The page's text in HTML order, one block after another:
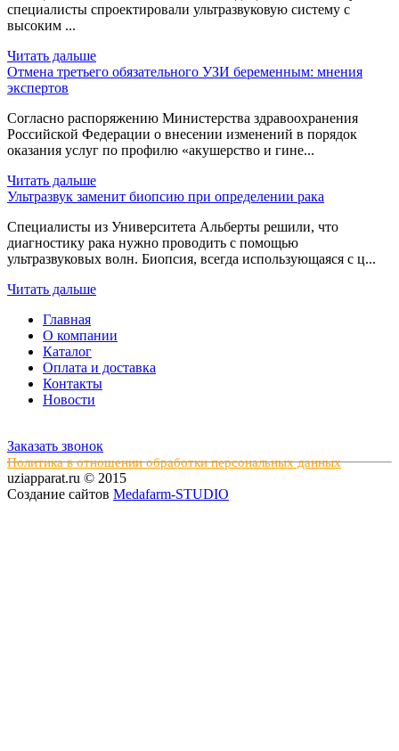
специалисты спроектировали ультразвуковую систему с
высоким ...
Читать дальше
Отмена третьего обязательного УЗИ беременным: мнения
экспертов
Согласно распоряжению Министерства здравоохранения
Российской Федерации о внесении изменений в порядок
оказания услуг по профилю «акушерство и гине...
Читать дальше
Ультразвук заменит биопсию при определении рака
Специалисты из Университета Альберты решили, что
диагностику рака нужно проводить с помощью
ультразвуковых волн. Биопсия, всегда использующаяся с ц...
Читать дальше
Главная
О компании
Каталог
Оплата и доставка
Контакты
Новости
Заказать звонок
Политика в отношении обработки персональных данных
uziapparat.ru © 2015
Создание сайтов Medafarm-STUDIO